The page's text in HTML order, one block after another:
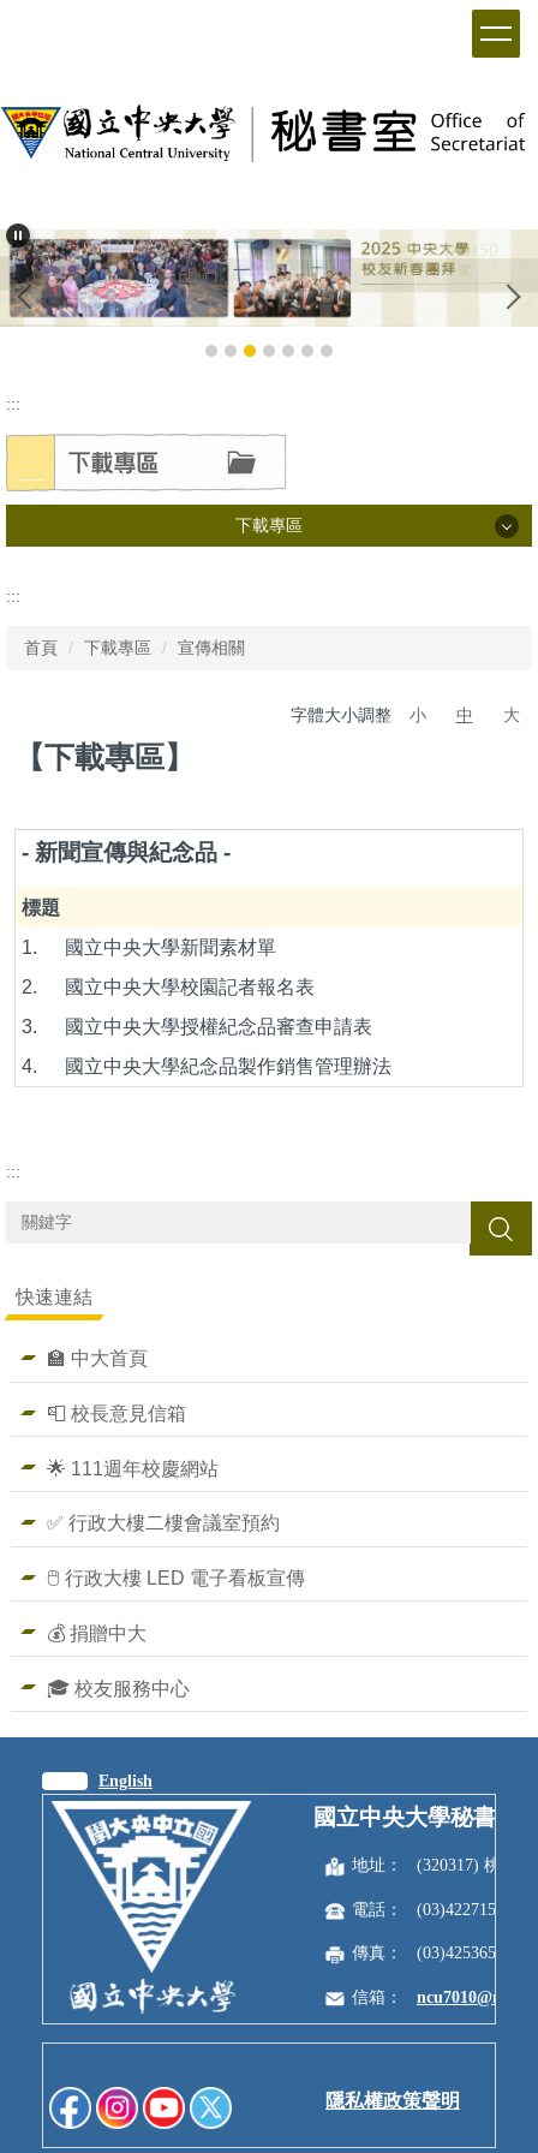
:::
下載專區
校友相關
全校分層負責明細
:::
首頁 下載專區 宣傳相關
字體大小調整 小 中 大
【下載專區】
- 新聞宣傳與紀念品 -
標題
1.
國立中央大學新聞素材單
2.
國立中央大學校園記者報名表
3.
國立中央大學授權紀念品審查申請表
4.
國立中央大學紀念品製作銷售管理辦法
:::
搜尋
快速連結
🏫 中大首頁
📮 校長意見信箱
🌟 111週年校慶網站
✅ 行政大樓二樓會議室預約
🖱️ 行政大樓 LED 電子看板宣傳
💰 捐贈中大
🎓 校友服務中心
English
國立中央大學秘書室
地址： (320317) 桃園
電話： (03)4227151
傳真： (03)4253650
信箱：
隱私權政策聲明